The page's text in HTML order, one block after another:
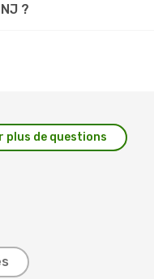
?
plus de questions